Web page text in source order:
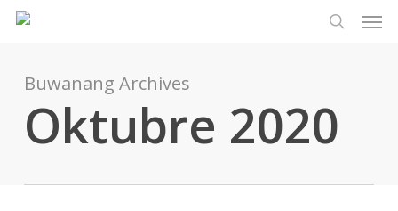
Laktawan
nilalamanBuwanang Archives
Oktubre 2020